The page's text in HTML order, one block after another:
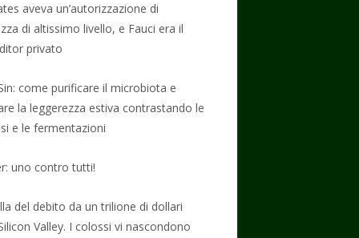
aveva un’autorizzazione di
di altissimo livello, e Fauci era il
privato
come purificare il microbiota e
la leggerezza estiva contrastando le
e le fermentazioni
uno contro tutti!
del debito da un trilione di dollari
Valley. I colossi vi nascondono